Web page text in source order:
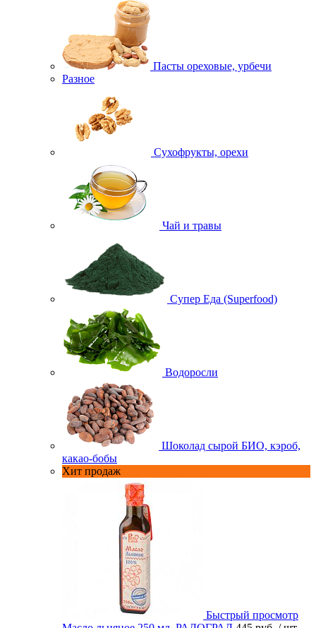
Пасты ореховые, урбечи
Разное
Сухофрукты, орехи
Чай и травы
Супер Еда (Superfood)
Водоросли
Шоколад сырой БИО, кэроб,
какао-бобы
Хит продаж
Быстрый просмотр